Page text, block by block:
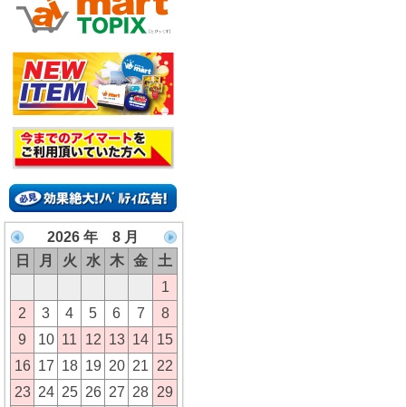
2026 年 8 月
日
月 火 水 木 金
土
1
2
3 4 5 6 7
8
9
10 11 12 13 14 15
16 17 18 19 20 21
22
23 24 25 26 27 28 29